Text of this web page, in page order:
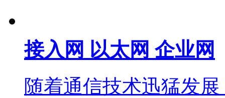
接入网 以太网 企业网
随着通信技术迅猛发